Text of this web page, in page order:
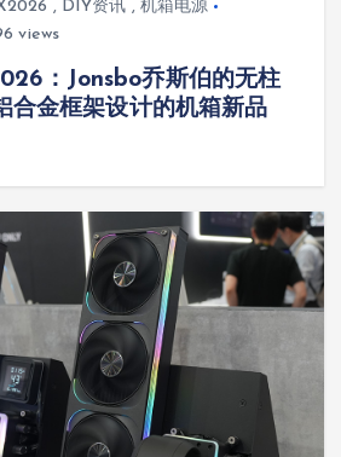
, DIY资讯 ,机箱电源
views
：Jonsbo乔斯伯的无柱
合金框架设计的机箱新品